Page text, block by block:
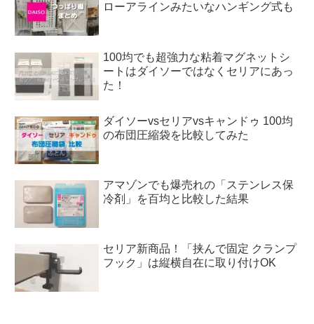
ローアラインみたいなハンギング式も
100均でも超強力な粘着マグネットシ
ートはダイソーではなくセリアにあっ
た！
ダイソーvsセリアvsキャンドゥ 100均
の布団圧縮袋を比較してみた
アマゾンでも爆売れの「ステンレス保
冷剤」を百均と比較した結果
セリア新商品！「挟んで固定 クランプ
フック」は縦横自在に取り付けOK